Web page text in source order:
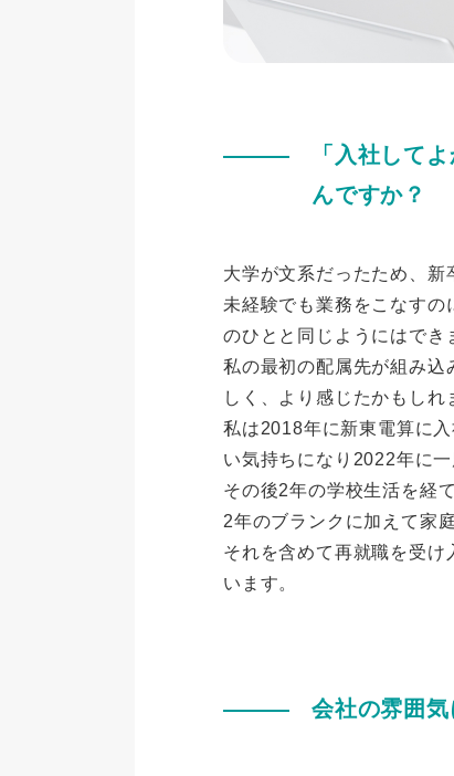
「入社して
んですか？
大学が文系だったため、新
未経験でも業務をこなすの
のひとと同じようにはでき
私の最初の配属先が組み込
しく、より感じたかもしれ
私は2018年に新東電算に
い気持ちになり2022年に一
その後2年の学校生活を経
2年のブランクに加えて家
それを含めて再就職を受け
います。
会社の雰囲気